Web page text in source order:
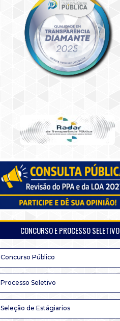
CONCURSO E PROCESSO SELETIVO
Concurso Público
Processo Seletivo
Seleção de Estágiarios